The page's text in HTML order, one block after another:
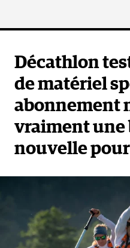
Décathlon
de matériel
abonnement
vraiment une
nouvelle